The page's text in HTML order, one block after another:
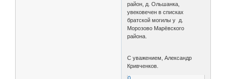
район, д. Ольшанка,
увековечен в списках
братской могилы у д.
Морозово Марёвского
района.
С уважением, Александр
Кривченков.